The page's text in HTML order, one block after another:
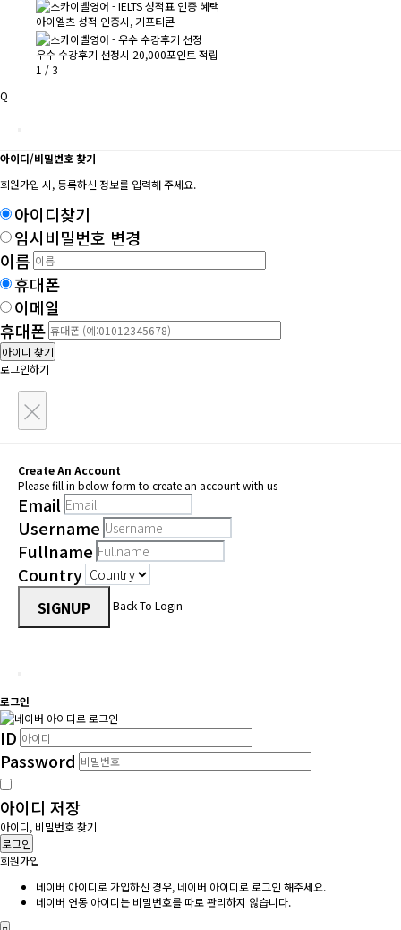
아이엘츠 성적 인증시, 기프티콘
우수 수강후기 선정시 20,000포인트 적립
1 /3
Q
아이디/비밀번호 찾기
회원가입 시, 등록하신 정보를 입력해 주세요.
아이디찾기
임시비밀번호 변경
이름
휴대폰
이메일
휴대폰
아이디 찾기
로그인하기
×
Create An Account
Please fill in below form to create an account with us
Email
Username
Fullname
Country
SIGNUP Back To Login
로그인
ID
Password
아이디 저장
아이디, 비밀번호 찾기
로그인
회원가입
네이버 아이디로 가입하신 경우, 네이버 아이디로 로그인 해주세요.
네이버 연동 아이디는 비밀번호를 따로 관리하지 않습니다.